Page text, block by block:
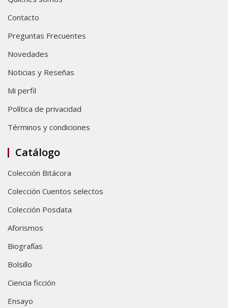
Contacto
Preguntas Frecuentes
Novedades
Noticias y Reseñas
Mi perfil
Política de privacidad
Términos y condiciones
Catálogo
Colección Bitácora
Colección Cuentos selectos
Colección Posdata
Aforismos
Biografías
Bolsillo
Ciencia ficción
Ensayo